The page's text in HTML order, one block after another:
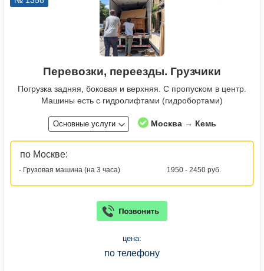
Перевозки, переезды. Грузчики
Погрузка задняя, боковая и верхняя. С пропуском в центр.
Машины есть с гидролифтами (гидробортами)
Основные услуги Москва → Кемь
по Москве:
- Грузовая машина (на 3 часа) 1950 - 2450 руб.
цена:
по телефону